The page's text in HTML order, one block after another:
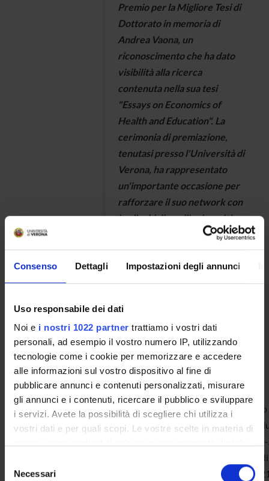
Consenso Dettagli Impostazioni degli annunci
Uso responsabile dei dati
Noi e i nostri 1022 partner trattiamo i vostri dati
personali, ad esempio il vostro numero IP, utilizzando
tecnologie come i cookie per memorizzare e accedere
alle informazioni sul vostro dispositivo al fine di
pubblicare annunci e contenuti personalizzati, misurare
gli annunci e i contenuti, ricercare il pubblico e sviluppare
i servizi. Avete la possibilità di scegliere chi utilizza i
vostri dati e per quali scopi. Le vostre scelte in materia di
modificare o revocare il proprio consenso in qualsiasi
delNecessari
Premio per la Migliore Tesi di
Dottorato in memoria di
Andrea Vaona, un
riconoscimento che ha dato
visibilità alla ricerca
contenuta nella sua tesi
"Essays on Economics of
Health and Education". La
cerimonia di premiazione,
tenutasi presso l'Università di
Verona, ha rappresentato
un'importante occasione per
rafforzare il suo network con
i colleghi di quell’università,
facilitando futuri scambi e
visite di dottorandi in
Danimarca.
Antonio Francesco Gravina
A partire dal 2021, anno in cui mi è
accademico ha visto un'importante
Ricercatore a Tempo Determinato
(13/ECON-01) presso il Dipartimento
degli Studi di Palermo (da dicembre